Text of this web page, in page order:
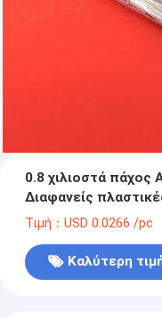
0.8 χιλιοστά πάχος
Διαφανείς
συσκευασίες
Τιμή：USD 0.0266 /pc
Καλύτερη